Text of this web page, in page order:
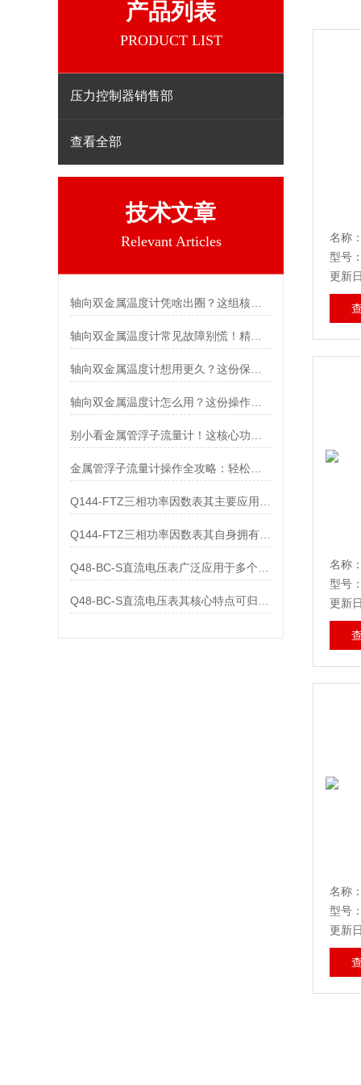
产品列表
PRODUCT LIST
压力控制器销售部
查看全部
技术文章
Relevant Articles
轴向双金属温度计凭啥出圈？这组核心特点给出了答案
轴向双金属温度计常见故障别慌！精准定位，轻松搞定难题
轴向双金属温度计怎么用？这份操作指南，新手也能快速拿捏！
金属管浮子流量计操作全攻略：轻松拿捏，精准掌控每一步！
Q144-FTZ三相功率因数表其自身拥有怎样的功能呢？
名称
型号
更新
型号
更新
型号
更新